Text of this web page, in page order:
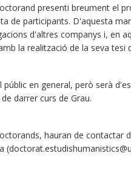
presenti breument el
de participants. D'aquesta
d'altres companys i, en
la realització de la seva tesi
en general, però serà
darrer curs de Grau.
hauran de contactar